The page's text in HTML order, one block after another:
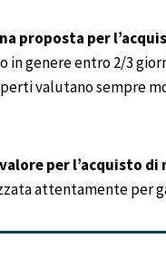
proposta per
in genere entro 2/3
valutano sempre
per l’acquisto di
attentamente per